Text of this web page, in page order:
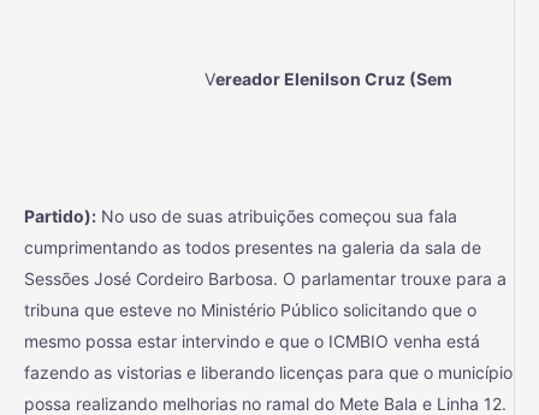
Vereador Elenilson Cruz (Sem
Partido): No uso de suas atribuições começou sua fala
cumprimentando as todos presentes na galeria da sala de
Sessões José Cordeiro Barbosa. O parlamentar trouxe para a
tribuna que esteve no Ministério Público solicitando que o
mesmo possa estar intervindo e que o ICMBIO venha está
fazendo as vistorias e liberando licenças para que o município
possa realizando melhorias no ramal do Mete Bala e Linha 12.